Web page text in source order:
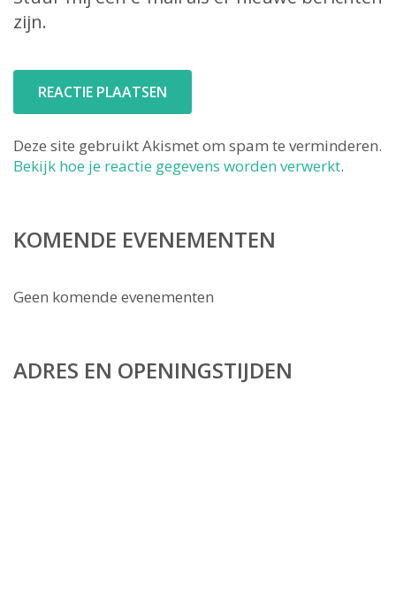
zijn.
Deze site gebruikt Akismet om spam te verminderen.
Bekijk hoe je reactie gegevens worden verwerkt.
KOMENDE EVENEMENTEN
Geen komende evenementen
ADRES EN OPENINGSTIJDEN